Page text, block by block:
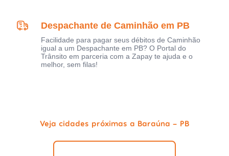
Despachante de Caminhão em PB
Facilidade para pagar seus débitos de Caminhão
igual a um Despachante em PB? O Portal do
Trânsito em parceria com a Zapay te ajuda e o
melhor, sem filas!
Veja cidades próximas a Baraúna - PB